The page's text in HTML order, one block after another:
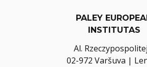
PALEY
INSTITUTAS
Al.
02-972 Varšuva |